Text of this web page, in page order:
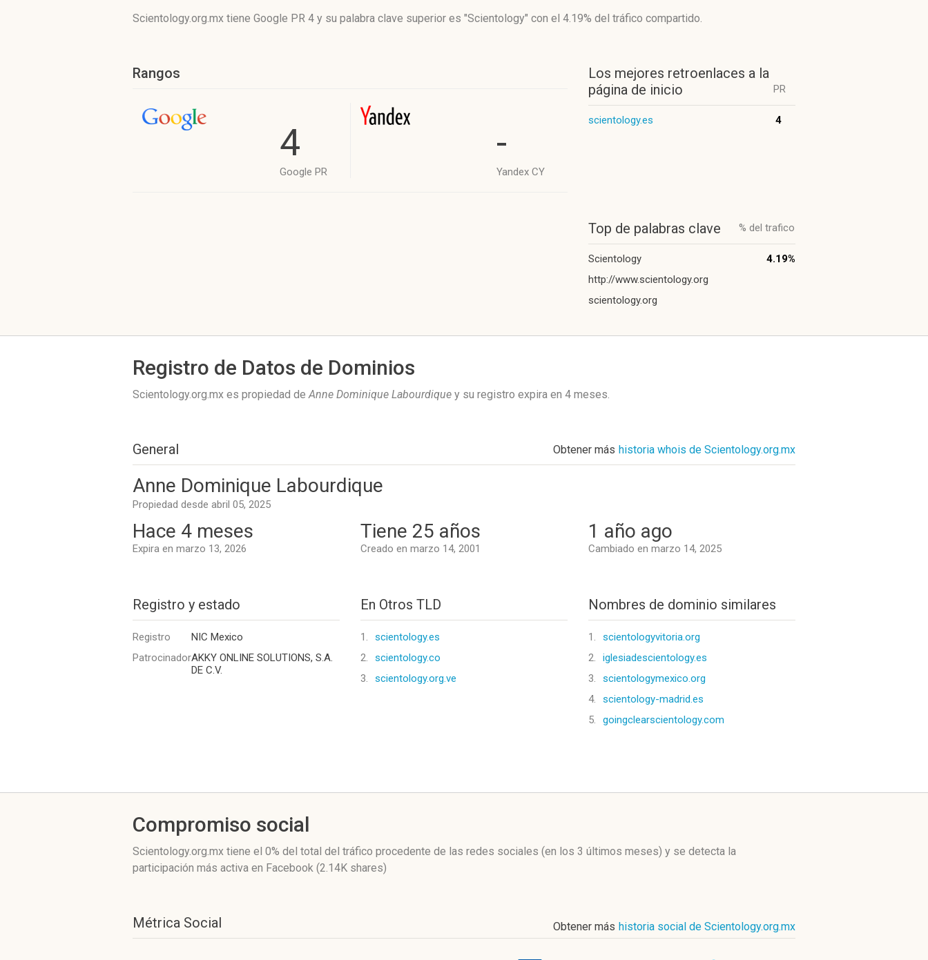
Scientology.org.mx tiene Google PR 4 y su palabra clave superior es "Scientology" con el 4.19% del tráfico compartido.
Rangos
4
Google PR
-
Yandex CY
Los mejores retroenlaces a la
página de inicio
PR
scientology.es 4
Top de palabras clave % del trafico
Scientology
4.19%
http://www.scientology.org
scientology.org
Registro de Datos de Dominios
Scientology.org.mx es propiedad deAnne Dominique Labourdique y su registro expira en 4 meses.
General Obtener más historia whois de Scientology.org.mx
Anne Dominique Labourdique
Propiedad desde abril 05, 2025
Hace 4 meses
Expira en marzo 13, 2026
Tiene 25 años
Creado en marzo 14, 2001
1 año ago
Cambiado en marzo 14, 2025
Registro y estado
Registro
NIC Mexico
PatrocinadorAKKY ONLINE SOLUTIONS, S.A.
DE C.V.
En Otros TLD
1.
scientology.es
2.
scientology.co
3.
scientology.org.ve
Nombres de dominio similares
1.
scientologyvitoria.org
2.
iglesiadescientology.es
3.
scientologymexico.org
4.
scientology-madrid.es
5.
goingclearscientology.com
Compromiso social
Scientology.org.mx tiene el 0% del total del tráfico procedente de las redes sociales (en los 3 últimos meses) y se detecta la
participación más activa en Facebook (2.14K shares)
Métrica Social Obtener más historia social de Scientology.org.mx